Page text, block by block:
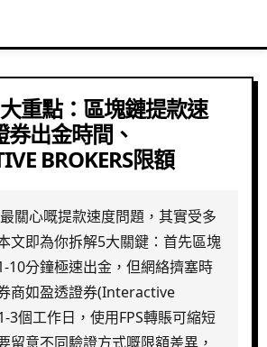
重點：區塊鏈提款速
出金時間、
BROKERS限額
關心嘅提款速度問題，其實受多
文即為你拆解5大關鍵：首先區塊
10分鐘極速出金，但網絡擠塞時
商如盈透證券(Interactive
3個工作日，使用FPS轉賬可縮短
留意不同驗證方式嘅限額差異，